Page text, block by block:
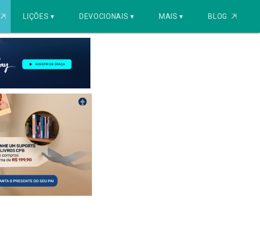
⇱ LIÇÕES ▾ DEVOCIONAIS ▾ MAIS ▾ BLOG ⇱